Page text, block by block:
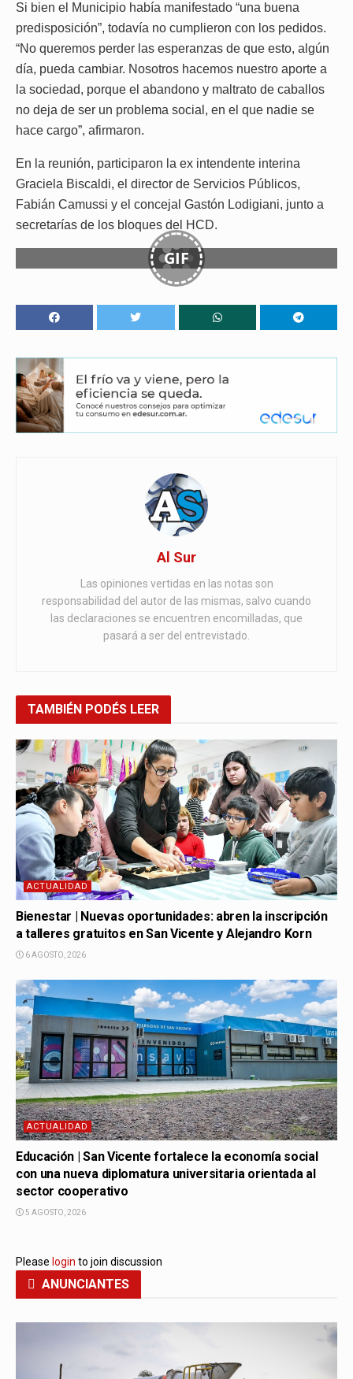
Si bien el Municipio había manifestado “una buena
predisposición”, todavía no cumplieron con los pedidos.
“No queremos perder las esperanzas de que esto, algún
día, pueda cambiar. Nosotros hacemos nuestro aporte a
la sociedad, porque el abandono y maltrato de caballos
no deja de ser un problema social, en el que nadie se
hace cargo”, afirmaron.
En la reunión, participaron la ex intendente interina
Graciela Biscaldi, el director de Servicios Públicos,
Fabián Camussi y el concejal Gastón Lodigiani, junto a
secretarías de los bloques del HCD.
GIF
Al Sur
Las opiniones vertidas en las notas son
responsabilidad del autor de las mismas, salvo cuando
las declaraciones se encuentren encomilladas, que
pasará a ser del entrevistado.
TAMBIÉN PODÉS LEER
ACTUALIDAD
Bienestar | Nuevas oportunidades: abren la inscripción
a talleres gratuitos en San Vicente y Alejandro Korn
6 AGOSTO, 2026
ACTUALIDAD
Educación | San Vicente fortalece la economía social
con una nueva diplomatura universitaria orientada al
sector cooperativo
5 AGOSTO, 2026
Please login to join discussion
ANUNCIANTES